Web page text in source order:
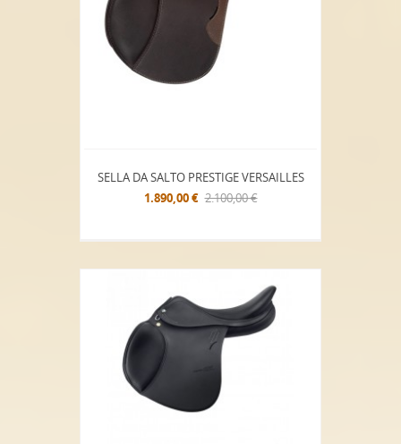
SELLA DA SALTO PRESTIGE VERSAILLES
1.890,00 € 2.100,00 €